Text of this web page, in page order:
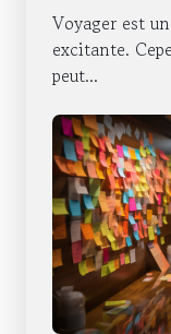
Voyager est
excitante.
peut...